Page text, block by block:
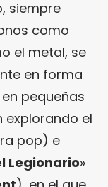
siempre
como
el metal, se
en forma
pequeñas
explorando el
pop) e
Legionario»